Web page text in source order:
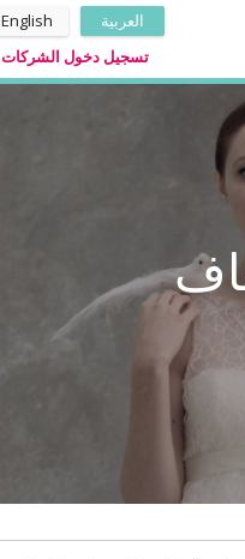
العربية
English
تسجيل دخول الشركات